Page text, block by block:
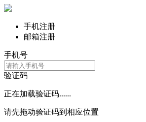
手机注册
邮箱注册
手机号
验证码
正在加载验证码......
请先拖动验证码到相应位置